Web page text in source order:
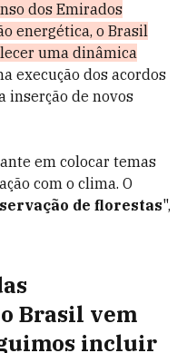
dos Emirados
energética, o Brasil
uma dinâmica
execução dos acordos
inserção de novos
em colocar temas
com o clima. O
de florestas",
Brasil vem
incluir